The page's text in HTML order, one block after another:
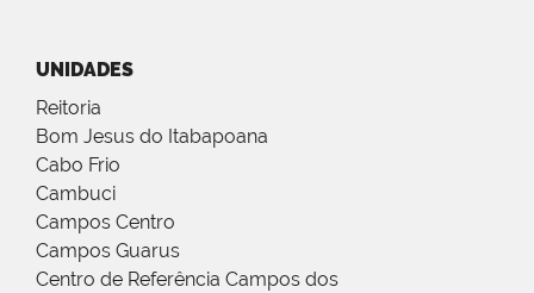
UNIDADES
Reitoria
Bom Jesus do Itabapoana
Cabo Frio
Cambuci
Campos Centro
Campos Guarus
Centro de Referência Campos dos